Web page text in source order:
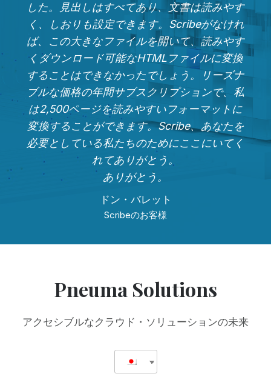
した。見出しはすべてあり、文書は読みやす
く、しおりも設定できます。Scribeがなけれ
ば、この大きなファイルを開いて、読みやす
くダウンロード可能なHTMLファイルに変換
することはできなかったでしょう。リーズナ
ブルな価格の年間サブスクリプションで、私
は2,500ページを読みやすいフォーマットに
変換することができます。Scribe、あなたを
必要としている私たちのためにここにいてく
れてありがとう。
ありがとう。
ドン・バレット
Scribeのお客様
Pneuma Solutions
アクセシブルなクラウド・ソリューションの未来